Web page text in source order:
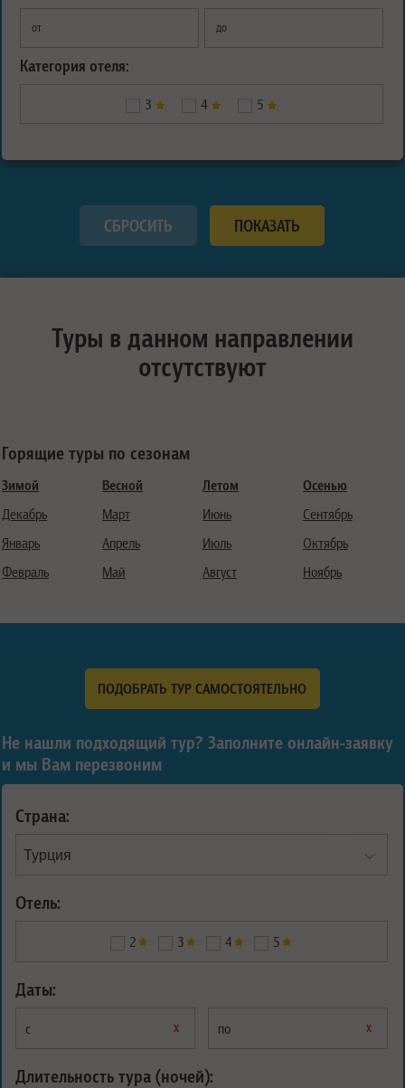
от до
Категория отеля:
3 4 5
Туры в данном направлении
отсутствуют
Горящие туры по сезонам
Зимой
Декабрь
Январь
Февраль
Весной
Март
Апрель
Май
Летом
Июнь
Июль
Август
Осенью
Сентябрь
Октябрь
Ноябрь
ПОДОБРАТЬ ТУР САМОСТОЯТЕЛЬНО
Не нашли подходящий тур? Заполните онлайн-заявку
и мы Вам перезвоним
Страна:
Отель:
2 3 4 5
Даты:
с х по х
Длительность тура (ночей):